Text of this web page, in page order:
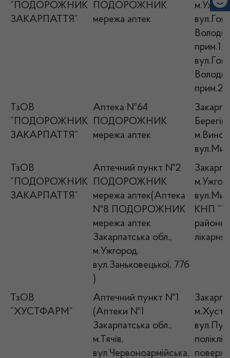
“ПОДОРОЖНИК
ЗАКАРПАТТЯ”
ПОДОРОЖНИК
мережа аптек
прим.1/
прим.2
ТзОВ
“ПОДОРОЖНИК
ЗАКАРПАТТЯ”
Аптека №64
ПОДОРОЖНИК
мережа аптек
ТзОВ
“ПОДОРОЖНИК
ЗАКАРПАТТЯ”
Аптечний пункт №2
ПОДОРОЖНИК
мережа аптек(Аптека
№8 ПОДОРОЖНИК
мережа аптек
Закарпатська обл.,
м.Ужгород,
вул.Заньковецької, 77б
)
КНП
районна
ТзОВ
“ХУСТФАРМ”
Аптечний пункт №1
(Аптеки №1
Закарпатська обл.,
м.Тячів,
вул.Червоноармійська,
м.Хуст,
поверх